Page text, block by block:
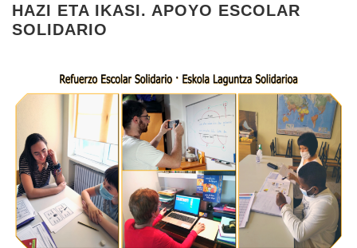
HAZI ETA IKASI. APOYO ESCOLAR
SOLIDARIO